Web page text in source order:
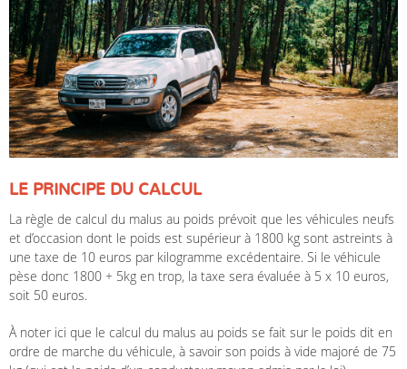
LE PRINCIPE DU CALCUL
La règle de calcul du malus au poids prévoit que les véhicules neufs
et d’occasion dont le poids est supérieur à 1800 kg sont astreints à
une taxe de 10 euros par kilogramme excédentaire. Si le véhicule
pèse donc 1800 + 5kg en trop, la taxe sera évaluée à 5 x 10 euros,
soit 50 euros.
À noter ici que le calcul du malus au poids se fait sur le poids dit en
ordre de marche du véhicule, à savoir son poids à vide majoré de 75